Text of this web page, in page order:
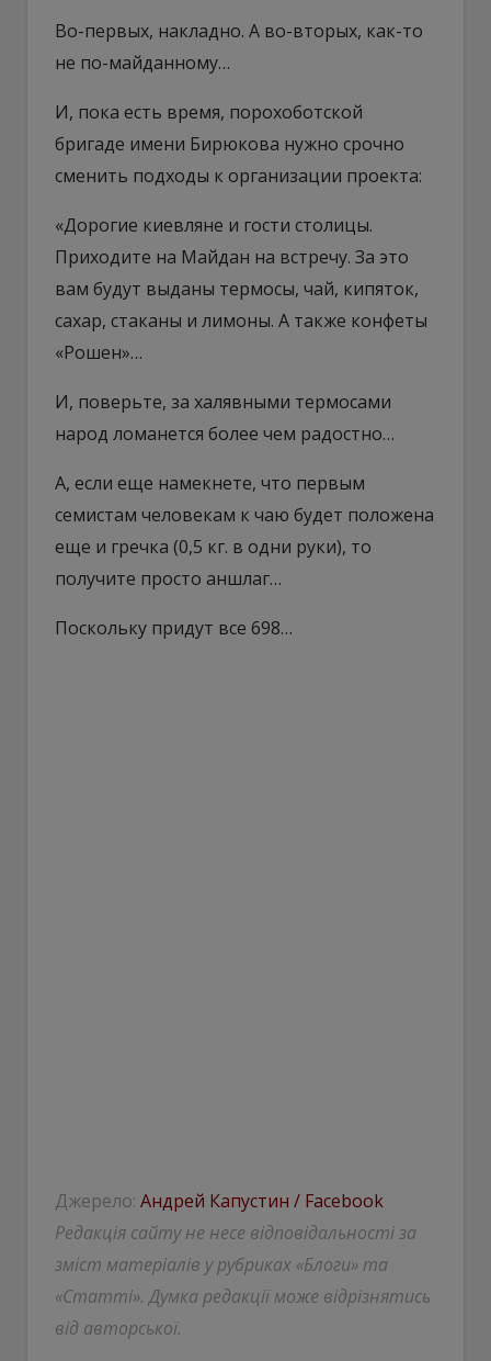
Во-первых, накладно. А во-вторых, как-то
не по-майданному…
И, пока есть время, порохоботской
бригаде имени Бирюкова нужно срочно
сменить подходы к организации проекта:
«Дорогие киевляне и гости столицы.
Приходите на Майдан на встречу. За это
вам будут выданы термосы, чай, кипяток,
сахар, стаканы и лимоны. А также конфеты
«Рошен»…
И, поверьте, за халявными термосами
народ ломанется более чем радостно…
А, если еще намекнете, что первым
семистам человекам к чаю будет положена
еще и гречка (0,5 кг. в одни руки), то
получите просто аншлаг…
Поскольку придут все 698…
Джерело: Андрей Капустин / Facebook
Редакція сайту не несе відповідальності за
зміст матеріалів у рубриках «Блоги» та
«Статті». Думка редакції може відрізнятись
від авторської.